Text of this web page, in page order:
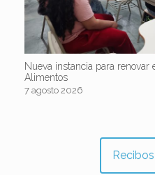
Nueva instancia para
Alimentos
7 agosto 2026